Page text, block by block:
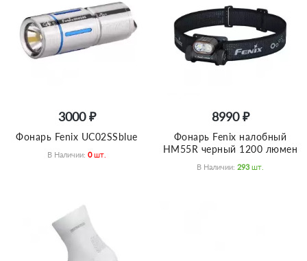
3000 ₽
Фонарь Fenix UC02SSblue
В Наличии: 0 Шт.
8990 ₽
Фонарь Fenix налобный
HM55R черный 1200 люмен
В Наличии: 293 Шт.